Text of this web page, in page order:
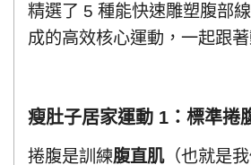
精選了 5 種能快速雕塑腹部
成的高效核心運動，一起跟著
瘦肚子居家運動 1：標準捲
捲腹是訓練腹直肌（也就是